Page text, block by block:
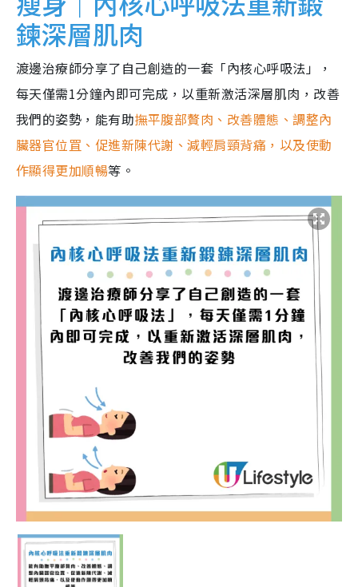
鍊深層肌肉
渡邊治療師分享了自己創造的一套「內核心呼吸法」，
每天僅需1分鐘內即可完成，以重新激活深層肌肉，改善
我們的姿勢，能有助撫平腹部贅肉、改善體態、調整內
臟器官位罝、促進新陳代謝、減輕肩頸背痛，以及使動
作顯得更加順暢等。